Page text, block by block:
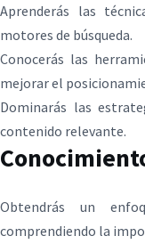
Aprenderás las
motores de búsqueda.
Conocerás las
mejorar el
Dominarás las
contenido relevante.
Obtendrás un
comprendiendo la